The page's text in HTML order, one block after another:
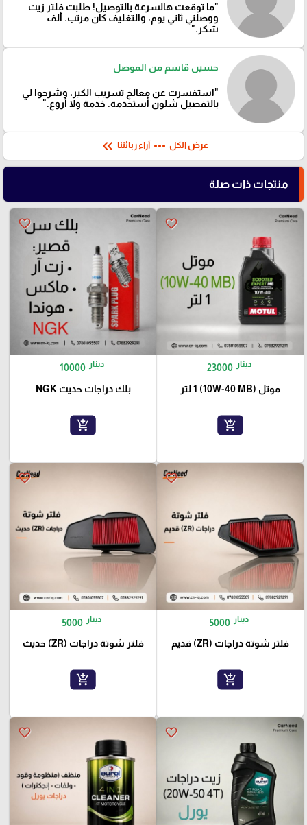
"ما توقعت هالسرعة بالتوصيل! طلبت فلتر زيت
ووصلني ثاني يوم، والتغليف كان مرتب. ألف
شكر."
حسين قاسم من الموصل
"استفسرت عن معالج تسريب الكير، وشرحوا لي
بالتفصيل شلون أستخدمه. خدمة ولا أروع."
عرض الكل more_horiz آراء زبائننا keyboard_double_arrow_left
منتجات ذات صلة
favorite_border
23000 دينار
موتل (10W-40 MB) 1 لتر
add_shopping_cart
favorite_border
10000 دينار
بلك دراجات حديث NGK
add_shopping_cart
favorite_border
5000 دينار
فلتر شوتة دراجات (ZR) قديم
add_shopping_cart
favorite_border
5000 دينار
فلتر شوتة دراجات (ZR) حديث
add_shopping_cart
favorite_border
favorite_border